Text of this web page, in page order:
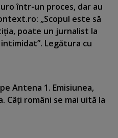
într-un proces, dar au
„Scopul este să
poate un jurnalist la
Legătura cu
Antena 1. Emisiunea,
Câţi români se mai uită la